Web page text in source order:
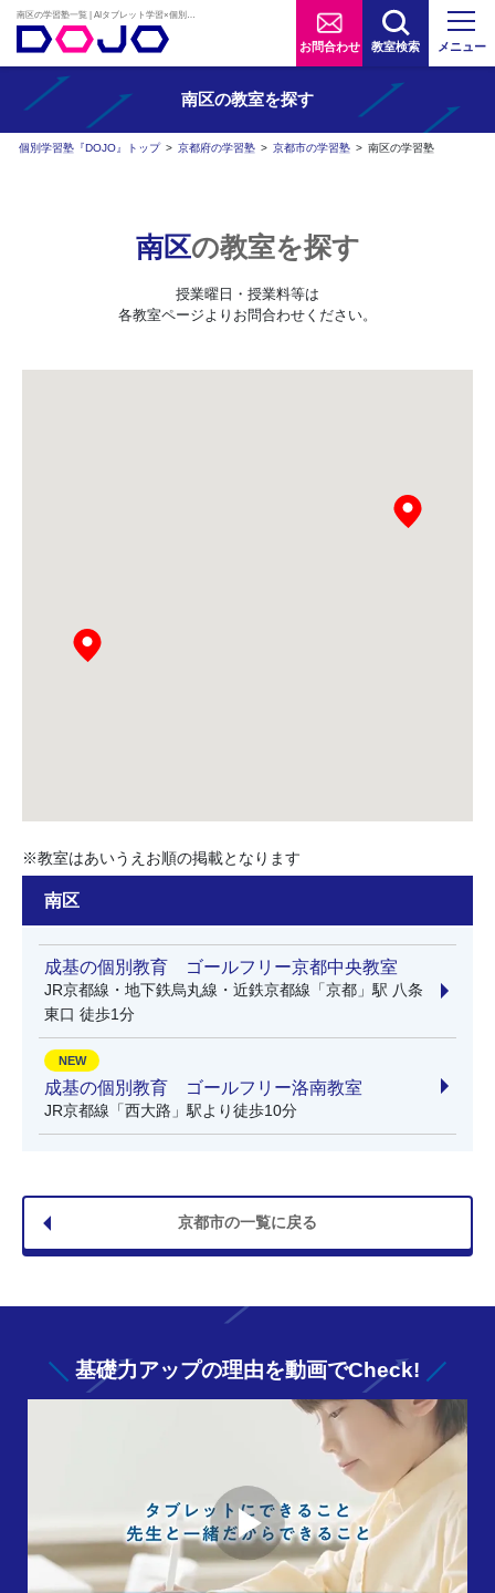
お問合わせ 教室検索 メニュー
南区の教室を探す
個別学習塾『DOJO』トップ > 京都府の学習塾 > 京都市の学習塾 > 南区の学習塾
南区の教室を探す
授業曜日・授業料等は
各教室ページよりお問合わせください。
※教室はあいうえお順の掲載となります
南区
成基の個別教育 ゴールフリー京都中央教室
JR京都線・地下鉄烏丸線・近鉄京都線「京都」駅 八条
東口 徒歩1分
NEW
成基の個別教育 ゴールフリー洛南教室
JR京都線「西大路」駅より徒歩10分
京都市の一覧に戻る
基礎力アップの理由を動画でCheck!